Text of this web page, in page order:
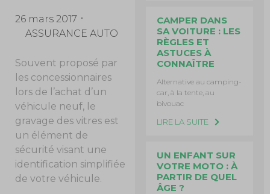
26 mars 2017
ASSURANCE AUTO
Souvent proposé par
les concessionnaires
lors de l’achat d’un
véhicule neuf, le
gravage des vitres est
un élément de
sécurité visant une
identification simplifiée
de votre véhicule.
CAMPER DANS
SA VOITURE : LES
RÈGLES ET
ASTUCES À
CONNAÎTRE
Alternative au camping-
car, à la tente, au
bivouac
LIRE LA SUITE
UN ENFANT SUR
VOTRE MOTO : À
PARTIR DE QUEL
ÂGE ?